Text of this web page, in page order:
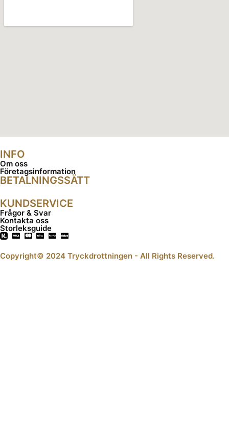
INFO
Om oss
Företagsinformation
BETALNINGSSÄTT
KUNDSERVICE
Frågor & Svar
Kontakta oss
Storleksguide
Copyright© 2024 Tryckdrottningen - All Rights Reserved.